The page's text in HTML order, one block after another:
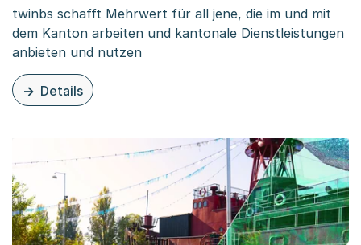
twinbs schafft Mehrwert für all jene, die im und mit
dem Kanton arbeiten und kantonale Dienstleistungen
anbieten und nutzen
Details
zu dieser Seite: Was wird besser mit twinbs?